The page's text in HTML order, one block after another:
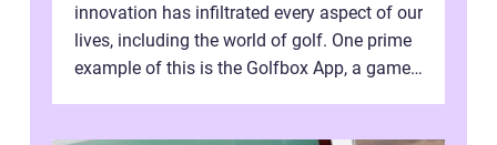
innovation has infiltrated every aspect of our
lives, including the world of golf. One prime
example of this is the Golfbox App, a game-